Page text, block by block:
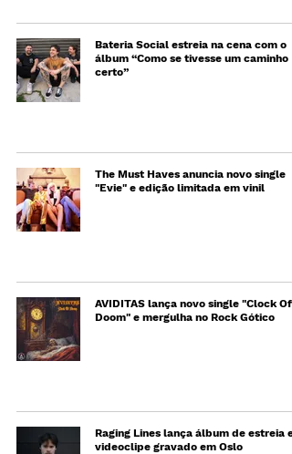
Bateria Social estreia na cena com o
álbum “Como se tivesse um caminho
certo”
The Must Haves anuncia novo single
"Evie" e edição limitada em vinil
AVIDITAS lança novo single "Clock Of
Doom" e mergulha no Rock Gótico
Raging Lines lança álbum de estreia e
videoclipe gravado em Oslo